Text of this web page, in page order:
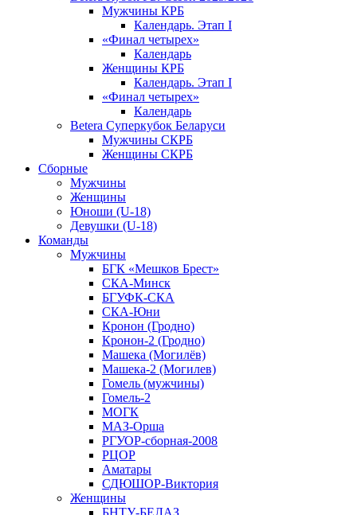
Мужчины КРБ
Календарь. Этап I
«Финал четырех»
Календарь
Женщины КРБ
Календарь. Этап I
«Финал четырех»
Календарь
Betera Суперкубок Беларуси
Мужчины СКРБ
Женщины СКРБ
Сборные
Мужчины
Женщины
Юноши (U-18)
Девушки (U-18)
Команды
Мужчины
БГК «Мешков Брест»
СКА-Минск
БГУФК-СКА
СКА-Юни
Кронон (Гродно)
Кронон-2 (Гродно)
Машека (Могилёв)
Машека-2 (Могилев)
Гомель (мужчины)
Гомель-2
МОГК
МАЗ-Орша
РГУОР-сборная-2008
РЦОР
Аматары
СДЮШОР-Виктория
Женщины
БНТУ-БЕЛАЗ